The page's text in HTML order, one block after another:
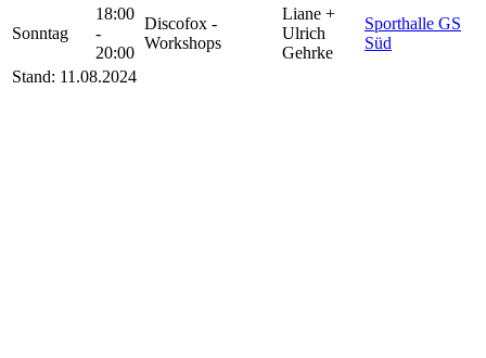
Sonntag
18:00
-
20:00
Discofox -
Workshops
Liane +
Ulrich
Gehrke
Sporthalle GS
Süd
Stand: 11.08.2024